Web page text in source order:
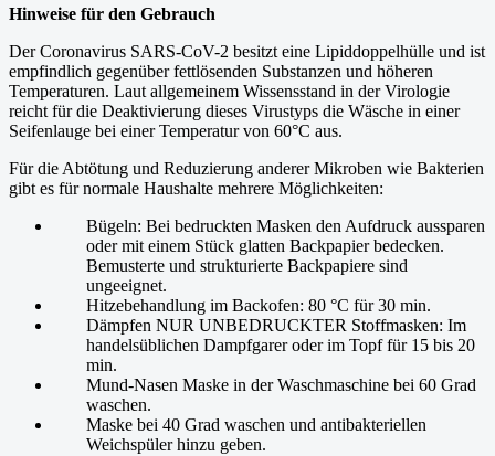
Hinweise für den Gebrauch
Der Coronavirus SARS-CoV-2 besitzt eine Lipiddoppelhülle und ist
empfindlich gegenüber fettlösenden Substanzen und höheren
Temperaturen. Laut allgemeinem Wissensstand in der Virologie
reicht für die Deaktivierung dieses Virustyps die Wäsche in einer
Seifenlauge bei einer Temperatur von 60°C aus.
Für die Abtötung und Reduzierung anderer Mikroben wie Bakterien
gibt es für normale Haushalte mehrere Möglichkeiten:
Bügeln: Bei bedruckten Masken den Aufdruck aussparen
oder mit einem Stück glatten Backpapier bedecken.
Bemusterte und strukturierte Backpapiere sind
ungeeignet.
Hitzebehandlung im Backofen: 80 °C für 30 min.
Dämpfen NUR UNBEDRUCKTER Stoffmasken: Im
handelsüblichen Dampfgarer oder im Topf für 15 bis 20
min.
Mund-Nasen Maske in der Waschmaschine bei 60 Grad
waschen.
Maske bei 40 Grad waschen und antibakteriellen
Weichspüler hinzu geben.